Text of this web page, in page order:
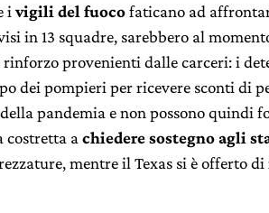
i vigili del fuocofaticano ad
in 13 squadre, sarebbero al
provenienti dalle carceri: i
dei pompieri per ricevere sconti di
pandemia e non possono quindi
costretta a chiedere sostegno agli
mentre il Texas si è offerto